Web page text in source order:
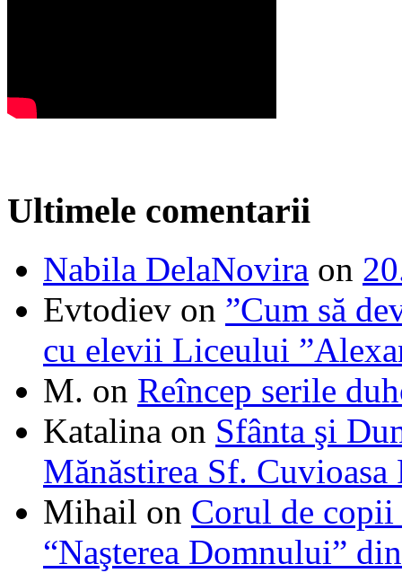
Ultimele comentarii
Nabila DelaNovira on
Evtodiev on ”Cum să
cu elevii Liceului
M. on Reîncep serile
Katalina on Sfânta şi
Mănăstirea Sf. Cuvioasa
Mihail on Corul de
“Naşterea Domnului”